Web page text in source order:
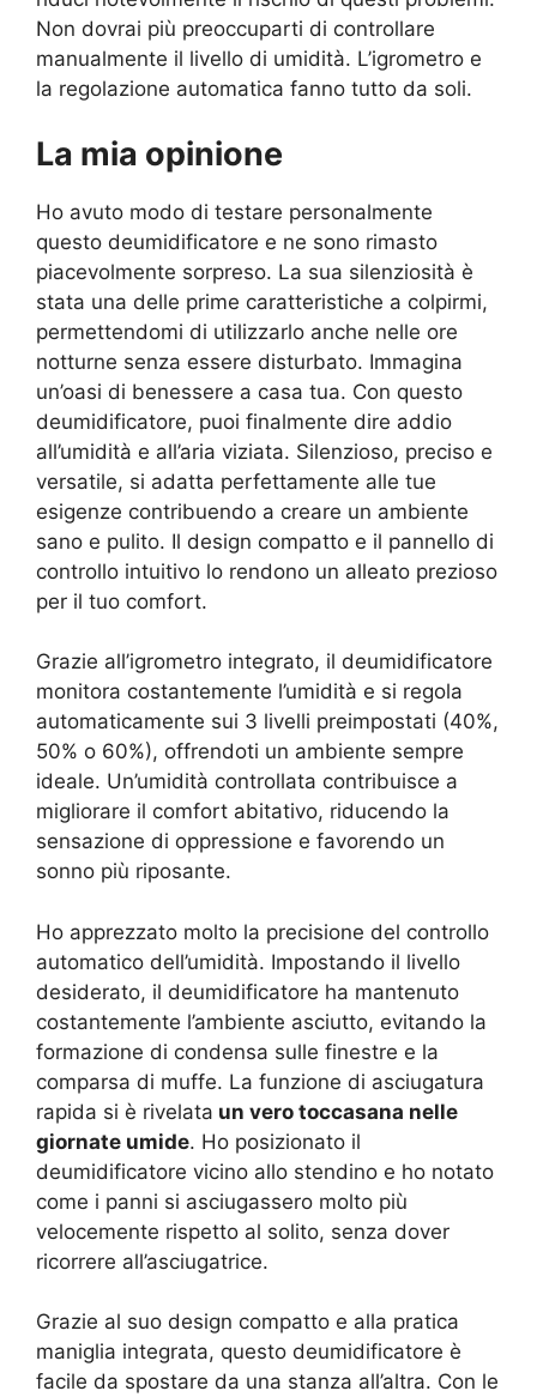
Non dovrai più preoccuparti di controllare
manualmente il livello di umidità. L’igrometro e
la regolazione automatica fanno tutto da soli.
La mia opinione
Ho avuto modo di testare personalmente
questo deumidificatore e ne sono rimasto
piacevolmente sorpreso. La sua silenziosità è
stata una delle prime caratteristiche a colpirmi,
permettendomi di utilizzarlo anche nelle ore
notturne senza essere disturbato. Immagina
un’oasi di benessere a casa tua. Con questo
deumidificatore, puoi finalmente dire addio
all’umidità e all’aria viziata. Silenzioso, preciso e
versatile, si adatta perfettamente alle tue
esigenze contribuendo a creare un ambiente
sano e pulito. Il design compatto e il pannello di
controllo intuitivo lo rendono un alleato prezioso
per il tuo comfort.
Grazie all’igrometro integrato, il deumidificatore
monitora costantemente l’umidità e si regola
automaticamente sui 3 livelli preimpostati (40%,
50% o 60%), offrendoti un ambiente sempre
ideale. Un’umidità controllata contribuisce a
migliorare il comfort abitativo, riducendo la
sensazione di oppressione e favorendo un
sonno più riposante.
Ho apprezzato molto la precisione del controllo
automatico dell’umidità. Impostando il livello
desiderato, il deumidificatore ha mantenuto
costantemente l’ambiente asciutto, evitando la
formazione di condensa sulle finestre e la
comparsa di muffe. La funzione di asciugatura
rapida si è rivelata un vero toccasana nelle
giornate umide. Ho posizionato il
deumidificatore vicino allo stendino e ho notato
come i panni si asciugassero molto più
velocemente rispetto al solito, senza dover
ricorrere all’asciugatrice.
Grazie al suo design compatto e alla pratica
maniglia integrata, questo deumidificatore è
facile da spostare da una stanza all’altra. Con le